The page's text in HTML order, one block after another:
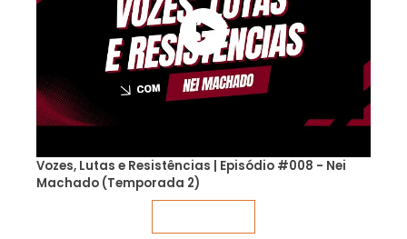
Vozes, Lutas e Resistências | Episódio #008 - Nei
Machado (Temporada 2)